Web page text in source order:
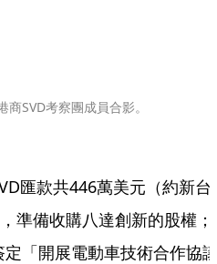
SVD考察團成員合影。
匯款共446萬美元（約新台
準備收購八達創新的股權；
「開展電動車技術合作協